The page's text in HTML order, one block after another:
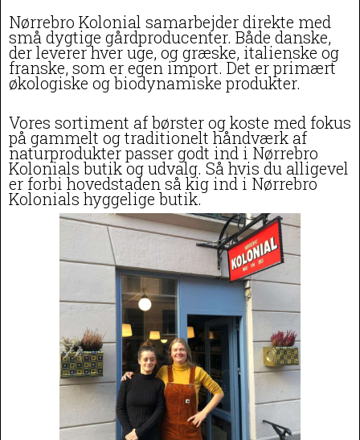
Nørrebro Kolonial samarbejder direkte med
små dygtige gårdproducenter. Både danske,
der leverer hver uge, og græske, italienske og
franske, som er egen import. Det er primært
økologiske og biodynamiske produkter.
Vores sortiment af børster og koste med fokus
på gammelt og traditionelt håndværk af
naturprodukter passer godt ind i Nørrebro
Kolonials butik og udvalg. Så hvis du alligevel
er forbi hovedstaden så kig ind i Nørrebro
Kolonials hyggelige butik.